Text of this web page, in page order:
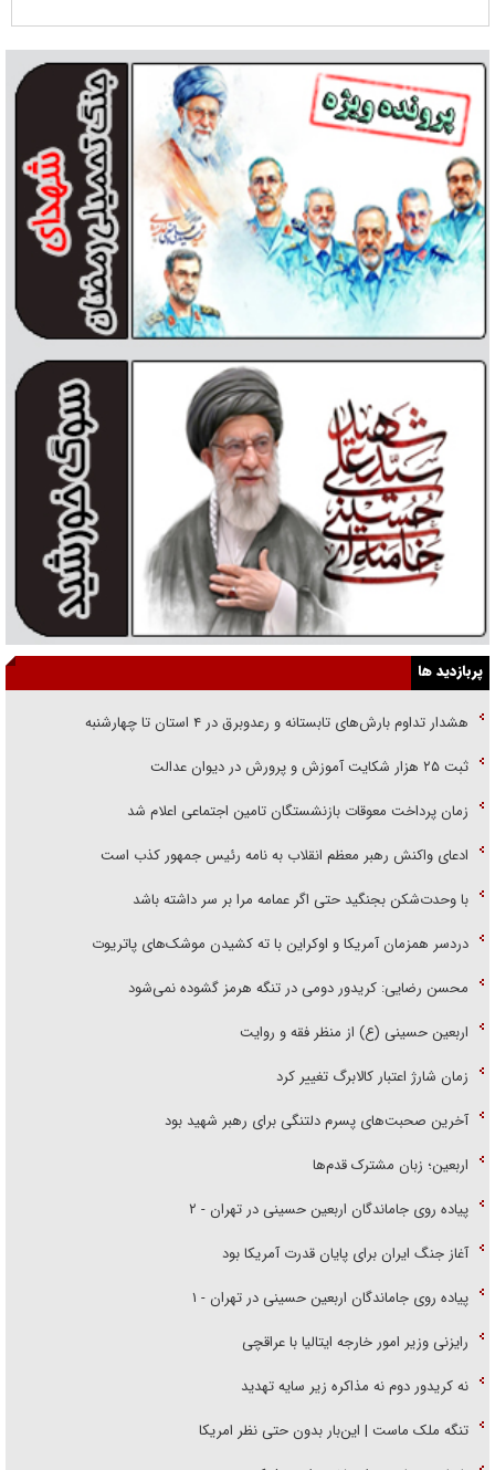
پربازدید ها
هشدار تداوم بارش‌های تابستانه و رعدوبرق در ۴ استان تا چهارشنبه
ثبت ۲۵ هزار شکایت آموزش و پرورش در دیوان عدالت
زمان پرداخت معوقات بازنشستگان تامین اجتماعی اعلام شد
ادعای واکنش رهبر معظم انقلاب به نامه رئیس جمهور کذب است
با وحدت‌شکن بجنگید حتی اگر عمامه مرا بر سر داشته باشد
دردسر همزمان آمریکا و اوکراین با ته کشیدن موشک‌های پاتریوت
محسن رضایی: کریدور دومی در تنگه هرمز گشوده نمی‌شود
اربعین حسینی (ع) از منظر فقه و روایت
زمان شارژ اعتبار کالابرگ تغییر کرد
آخرین صحبت‌های پسرم دلتنگی برای رهبر شهید بود
اربعین؛ زبان مشترک قدم‌ها
پیاده روی جاماندگان اربعین حسینی در تهران - ۲
آغاز جنگ ایران برای پایان قدرت آمریکا بود
پیاده روی جاماندگان اربعین حسینی در تهران - ۱
رایزنی وزیر امور خارجه ایتالیا با عراقچی
نه کریدور دوم نه مذاکره زیر سایه تهدید
تنگه ملک ماست | این‌بار بدون حتی نظر امریکا